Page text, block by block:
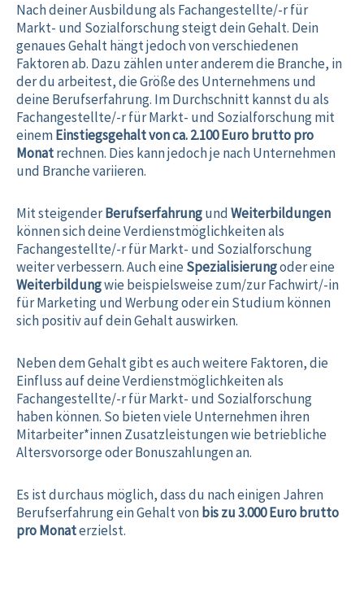
Nach deiner Ausbildung als Fachangestellte/-r für
Markt- und Sozialforschung steigt dein Gehalt. Dein
genaues Gehalt hängt jedoch von verschiedenen
Faktoren ab. Dazu zählen unter anderem die Branche, in
der du arbeitest, die Größe des Unternehmens und
deine Berufserfahrung. Im Durchschnitt kannst du als
Fachangestellte/-r für Markt- und Sozialforschung mit
einemEinstiegsgehalt von ca. 2.100 Euro brutto pro
Monatrechnen. Dies kann jedoch je nach Unternehmen
und Branche variieren.
Mit steigenderBerufserfahrungundWeiterbildungen
können sich deine Verdienstmöglichkeiten als
Fachangestellte/-r für Markt- und Sozialforschung
weiter verbessern. Auch eine Spezialisierungoder eine
Weiterbildungwie beispielsweise zum/zur Fachwirt/-in
für Marketing und Werbung oder ein Studium können
sich positiv auf dein Gehalt auswirken.
Neben dem Gehalt gibt es auch weitere Faktoren, die
Einfluss auf deine Verdienstmöglichkeiten als
Fachangestellte/-r für Markt- und Sozialforschung
haben können. So bieten viele Unternehmen ihren
Mitarbeiter*innen Zusatzleistungen wie betriebliche
Altersvorsorge oder Bonuszahlungen an.
Es ist durchaus möglich, dass du nach einigen Jahren
Berufserfahrung ein Gehalt von bis zu 3.000 Euro brutto
pro Monaterzielst.